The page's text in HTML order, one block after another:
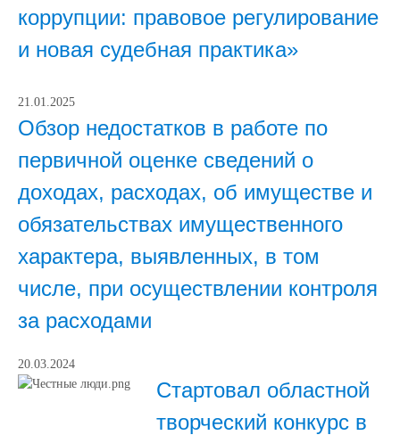
коррупции: правовое регулирование
и новая судебная практика»
21.01.2025
Обзор недостатков в работе по
первичной оценке сведений о
доходах, расходах, об имуществе и
обязательствах имущественного
характера, выявленных, в том
числе, при осуществлении контроля
за расходами
20.03.2024
Стартовал областной
творческий конкурс в